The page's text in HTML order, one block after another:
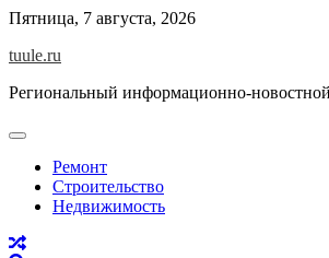
Skip
content
Пятница, 7 августа, 2026
tuule.ru
Региональный информационно-
Ремонт
Строительство
Недвижимость